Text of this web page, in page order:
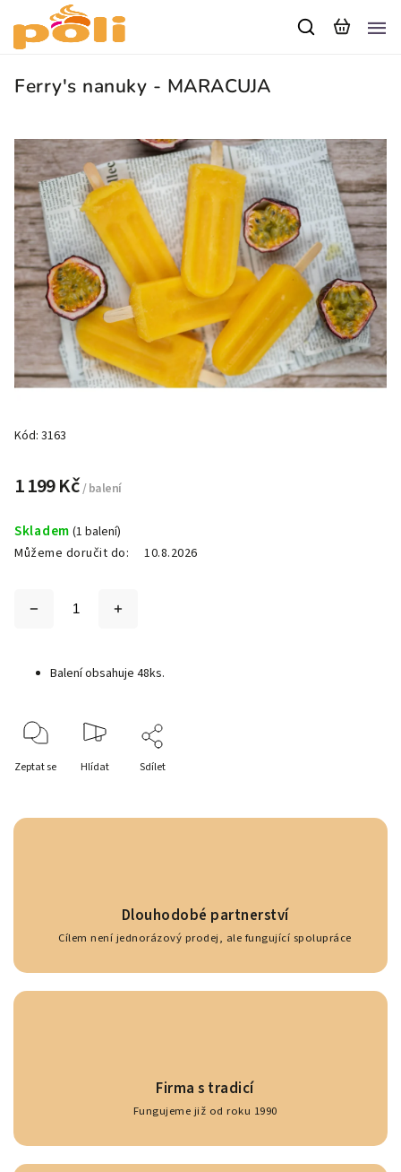
Ferry's nanuky - MARACUJA
Kód: 3163
1 199 Kč/ balení
Skladem (1 balení)
Můžeme doručit do:
10.8.2026
Balení obsahuje 48ks.
Zeptat se Hlídat Sdílet
Dlouhodobé partnerství
Cílem není jednorázový prodej, ale fungující spolupráce
Firma s tradicí
Fungujeme již od roku 1990